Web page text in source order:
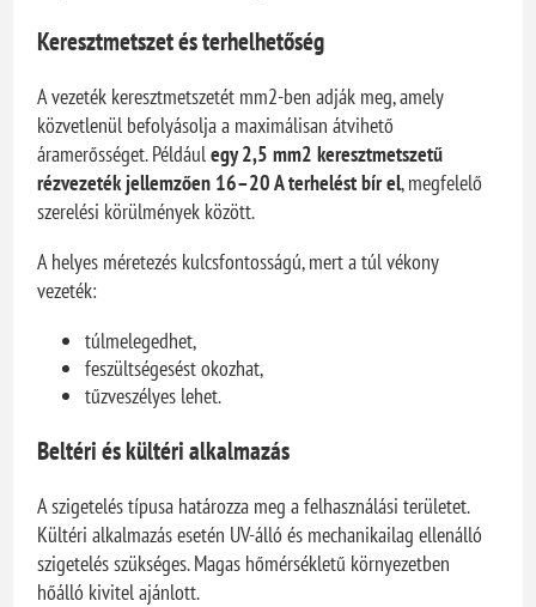
Keresztmetszet és terhelhetőség
A vezeték keresztmetszetét mm2-ben adják meg, amely
közvetlenül befolyásolja a maximálisan átvihető
áramerősséget. Példáulegy 2,5 mm2 keresztmetszetű
rézvezeték jellemzően 16–20 A terhelést bír el, megfelelő
szerelési körülmények között.
A helyes méretezés kulcsfontosságú, mert a túl vékony
vezeték:
túlmelegedhet,
feszültségesést okozhat,
tűzveszélyes lehet.
Beltéri és kültéri alkalmazás
A szigetelés típusa határozza meg a felhasználási területet.
Kültéri alkalmazás esetén UV-álló és mechanikailag ellenálló
szigetelés szükséges. Magas hőmérsékletű környezetben
hőálló kivitel ajánlott.